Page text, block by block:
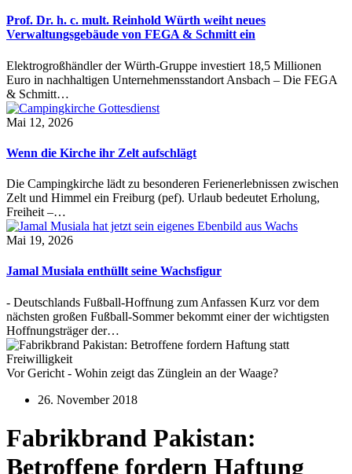
Prof. Dr. h. c. mult. Reinhold Würth weiht neues
Verwaltungsgebäude von FEGA & Schmitt ein
Elektrogroßhändler der Würth-Gruppe investiert 18,5 Millionen
Euro in nachhaltigen Unternehmensstandort Ansbach – Die FEGA
& Schmitt…
Mai 12, 2026
Wenn die Kirche ihr Zelt aufschlägt
Die Campingkirche lädt zu besonderen Ferienerlebnissen zwischen
Zelt und Himmel ein Freiburg (pef). Urlaub bedeutet Erholung,
Freiheit –…
Mai 19, 2026
Jamal Musiala enthüllt seine Wachsfigur
- Deutschlands Fußball-Hoffnung zum Anfassen Kurz vor dem
nächsten großen Fußball-Sommer bekommt einer der wichtigsten
Hoffnungsträger der…
Vor Gericht - Wohin zeigt das Zünglein an der Waage?
26. November 2018
Fabrikbrand Pakistan:
Betroffene fordern Haftung